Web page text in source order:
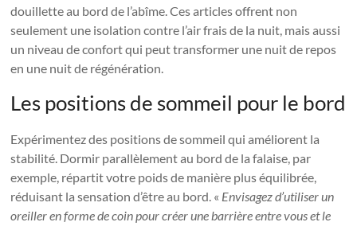
douillette au bord de l’abîme. Ces articles offrent non
seulement une isolation contre l’air frais de la nuit, mais aussi
un niveau de confort qui peut transformer une nuit de repos
en une nuit de régénération.
Les positions de sommeil pour le bord
Expérimentez des positions de sommeil qui améliorent la
stabilité. Dormir parallèlement au bord de la falaise, par
exemple, répartit votre poids de manière plus équilibrée,
réduisant la sensation d’être au bord. « Envisagez d’utiliser un
oreiller en forme de coin pour créer une barrière entre vous et le